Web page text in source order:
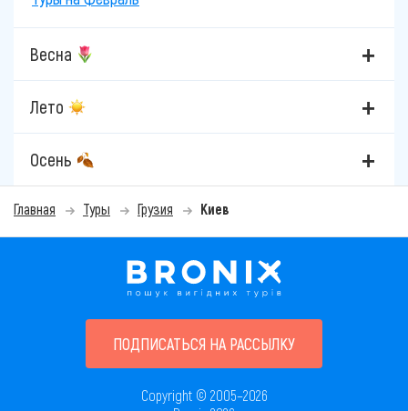
Весна
Лето
Осень
Главная Туры Грузия Киев
ПОДПИСАТЬСЯ НА РАССЫЛКУ
Copyright © 2005–2026